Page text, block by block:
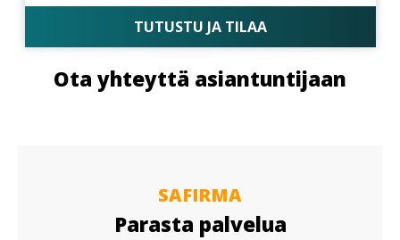
TUTUSTU JA TILAA
Ota yhteyttä asiantuntijaan
SAFIRMA
Parasta palvelua